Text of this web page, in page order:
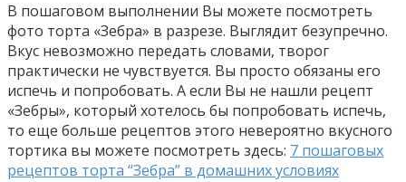
В пошаговом выполнении Вы можете посмотреть
фото торта «Зебра» в разрезе. Выглядит безупречно.
Вкус невозможно передать словами, творог
практически не чувствуется. Вы просто обязаны его
испечь и попробовать. А если Вы не нашли рецепт
«Зебры», который хотелось бы попробовать испечь,
то еще больше рецептов этого невероятно вкусного
тортика вы можете посмотреть здесь: 7 пошаговых
рецептов торта “Зебра” в домашних условиях